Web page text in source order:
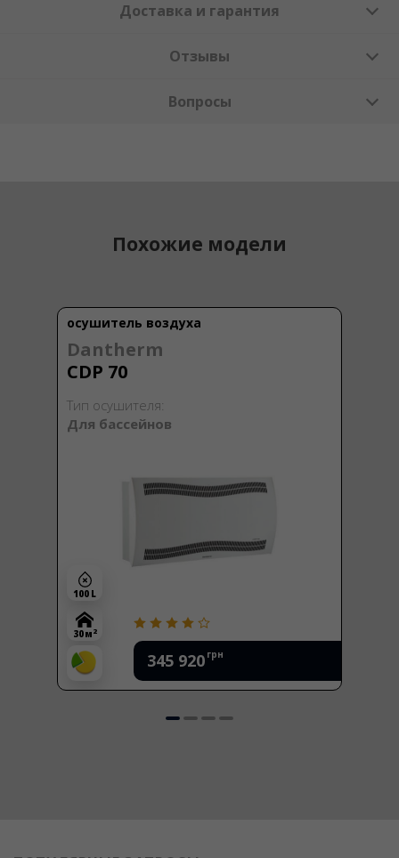
Доставка и гарантия
Отзывы
Вопросы
Похожие модели
осушитель воздуха
Dantherm
CDP 70
Тип осушителя:
Для бассейнов
345 920 грн
100 L
30 м 2